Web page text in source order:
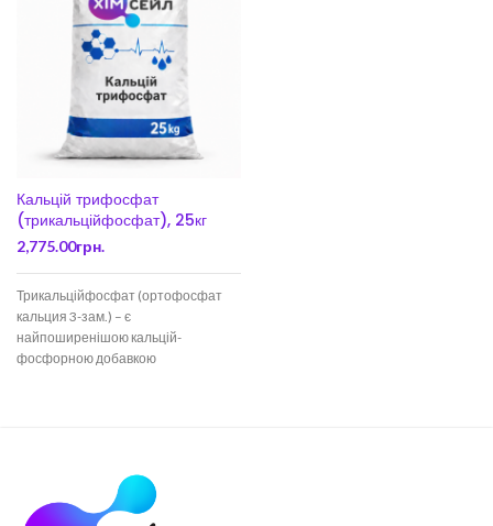
Кальцій трифосфат
(трикальційфосфат), 25кг
2,775.00грн.
Трикальційфосфат (ортофосфат
кальция 3-зам.) – є
найпоширенішою кальцій-
фосфорною добавкою